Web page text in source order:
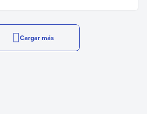
Cargar más